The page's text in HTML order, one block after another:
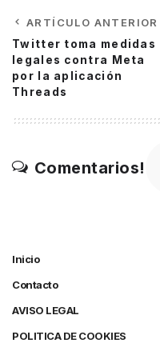
ARTÍCULO ANTERIOR
Twitter toma medidas
legales contra Meta
por la aplicación
Threads
Comentarios!
Inicio
Contacto
AVISO LEGAL
POLITICA DE COOKIES